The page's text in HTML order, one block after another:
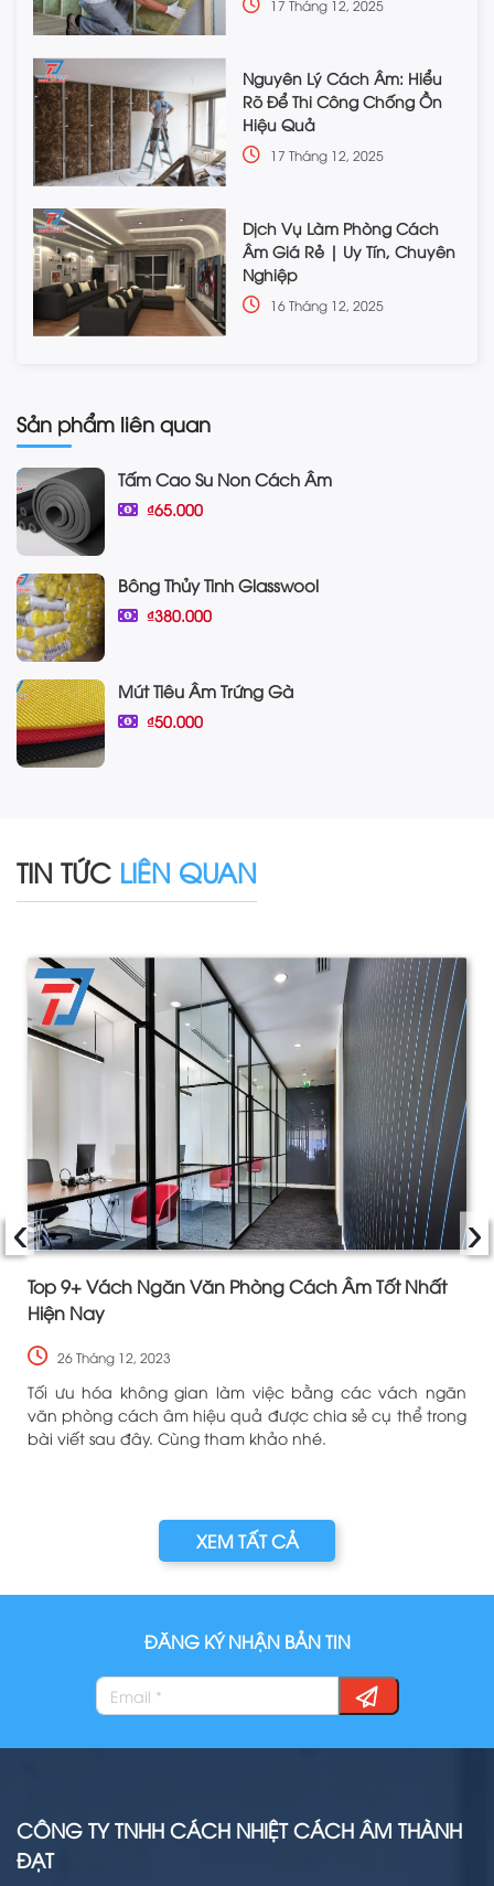
17 Tháng 12, 2025
Nguyên Lý Cách Âm: Hiểu
Rõ Để Thi Công Chống Ồn
Hiệu Quả
17 Tháng 12, 2025
Dịch Vụ Làm Phòng Cách
Âm Giá Rẻ | Uy Tín, Chuyên
Nghiệp
16 Tháng 12, 2025
Sản phẩm liên quan
Tấm Cao Su Non Cách Âm
₫65.000
Bông Thủy Tinh Glasswool
₫380.000
Mút Tiêu Âm Trứng Gà
₫50.000
TIN TỨC LIÊN QUAN
Top 9+ Vách Ngăn Văn Phòng Cách Âm Tốt Nhất
Hiện Nay
26 Tháng 12, 2023
Tối ưu hóa không gian làm việc bằng các vách ngăn
văn phòng cách âm hiệu quả được chia sẻ cụ thể trong
bài viết sau đây. Cùng tham khảo nhé.
‹ ›
XEM TẤT CẢ
ĐĂNG KÝ NHẬN BẢN TIN
CÔNG TY TNHH CÁCH NHIỆT CÁCH ÂM THÀNH
ĐẠT